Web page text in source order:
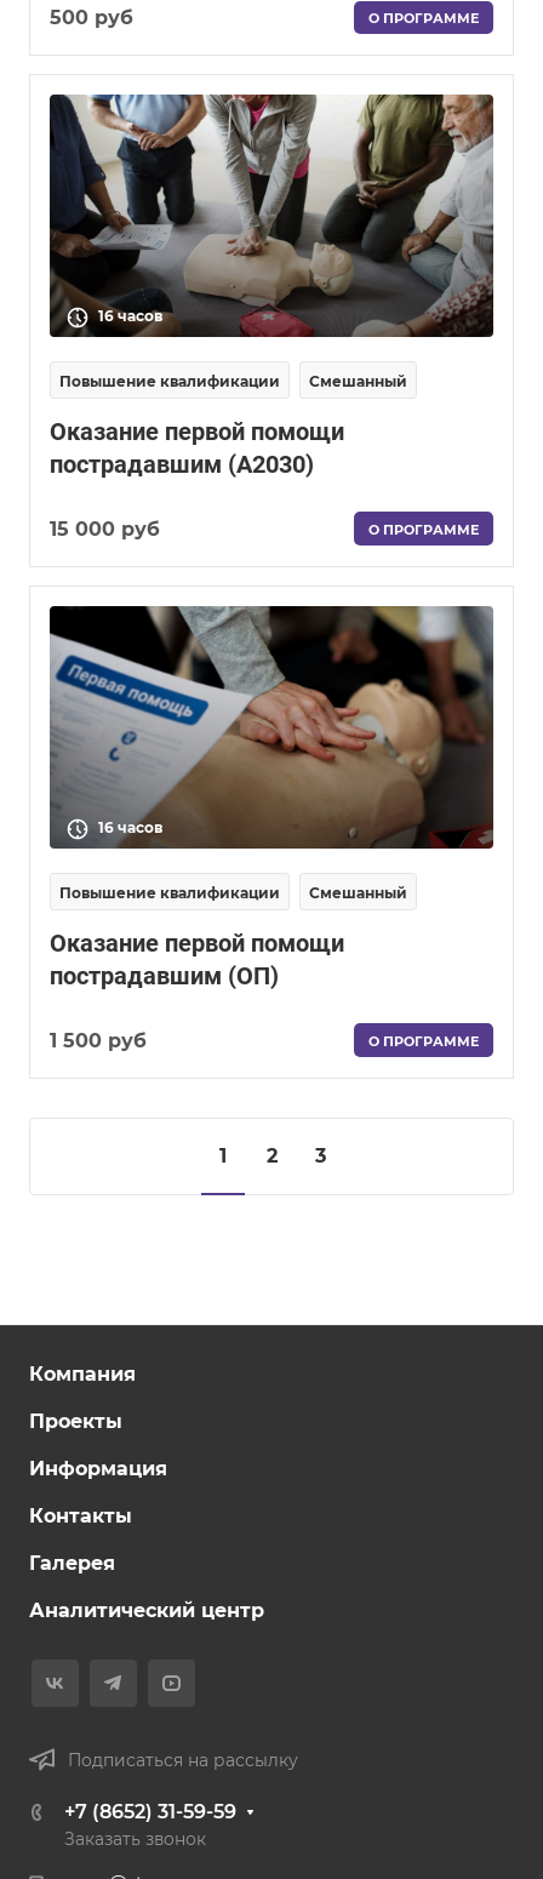
500 руб О ПРОГРАММЕ
16 часов
Повышение квалификации Смешанный
Оказание первой помощи
пострадавшим (А2030)
15 000 руб О ПРОГРАММЕ
16 часов
Повышение квалификации Смешанный
Оказание первой помощи
пострадавшим (ОП)
1 500 руб О ПРОГРАММЕ
1 2 3
Компания
Проекты
Информация
Контакты
Галерея
Аналитический центр
Подписаться на рассылку
+7 (8652) 31-59-59
Заказать звонок